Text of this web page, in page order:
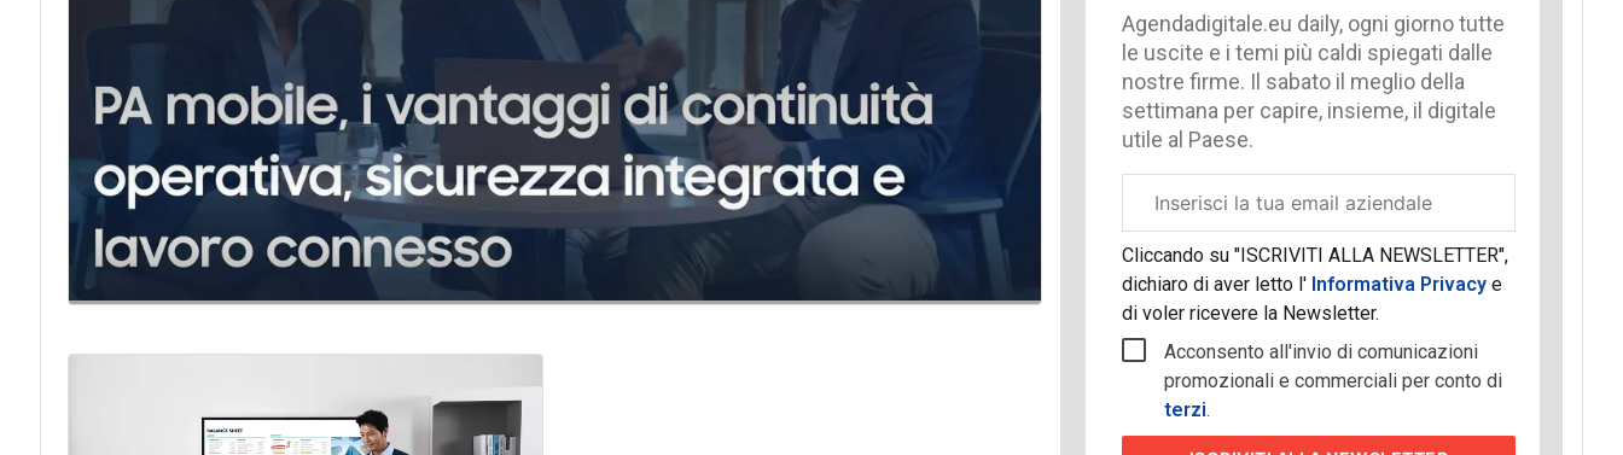
Agendadigitale.eu daily, ogni giorno tutte
le uscite e i temi più caldi spiegati dalle
nostre firme. Il sabato il meglio della
settimana per capire, insieme, il digitale
utile al Paese.
aziendale
Cliccando su "ISCRIVITI ALLA NEWSLETTER",
dichiaro di aver letto l'Informativa Privacy e
di voler ricevere la Newsletter.
Acconsento all'invio di comunicazioni
promozionali e commerciali per conto di
terzi.